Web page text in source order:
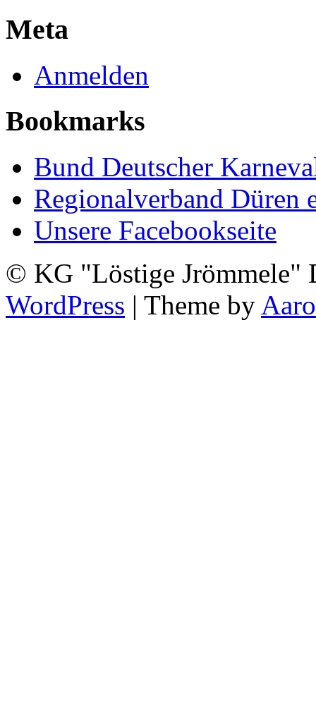
Meta
Anmelden
Bookmarks
Bund Deutscher
Regionalverband Düren
Unsere Facebookseite
© KG "Löstige Jrömmele"
WordPress | Theme by